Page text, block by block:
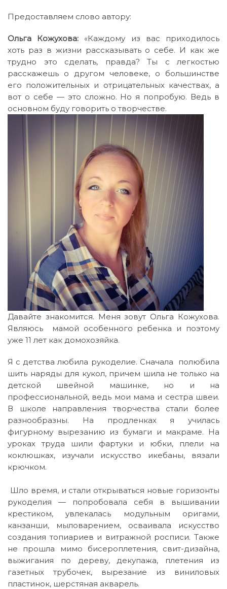
Предоставляем слово автору:
Ольга Кожухова: «Каждому из вас приходилось
хоть раз в жизни рассказывать о себе. И как же
трудно это сделать, правда? Ты с легкостью
расскажешь о другом человеке, о большинстве
его положительных и отрицательных качествах, а
вот о себе — это сложно. Но я попробую. Ведь в
основном буду говорить о творчестве.
Давайте знакомится. Меня зовут Ольга Кожухова.
Являюсь мамой особенного ребенка и поэтому
уже 11 лет как домохозяйка.
Я с детства любила рукоделие. Сначала полюбила
шить наряды для кукол, причем шила не только на
детской швейной машинке, но и на
профессиональной, ведь мои мама и сестра швеи.
В школе направления творчества стали более
разнообразны. На продленках я училась
фигурному вырезанию из бумаги и макраме. На
уроках труда шили фартуки и юбки, плели на
коклюшках, изучали искусство икебаны, вязали
крючком.
Шло время, и стали открываться новые горизонты
рукоделия — попробовала себя в вышивании
крестиком, увлекалась модульным оригами,
канзанши, мыловарением, осваивала искусство
создания топиариев и витражной росписи. Также
не прошла мимо бисероплетения, свит-дизайна,
выжигания по дереву, декупажа, плетения из
газетных трубочек, вырезание из виниловых
пластинок, шерстяная акварель.